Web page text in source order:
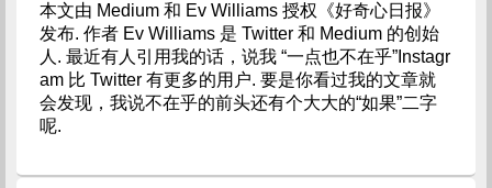
本文由 Medium 和 Ev Williams 授权《好奇心日报》
发布. 作者 Ev Williams 是 Twitter 和 Medium 的创始
人. 最近有人引用我的话，说我 “一点也不在乎”Instagr
am 比 Twitter 有更多的用户. 要是你看过我的文章就
会发现，我说不在乎的前头还有个大大的“如果”二字
呢.